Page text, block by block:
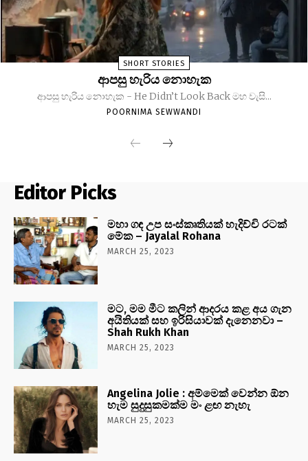
SHORT STORIES
ආපසු හැරිය නොහැක
ආපසු හැරිය නොහැක - He Didn’t Look Back මහ වැසි...
POORNIMA SEWWANDI
Editor Picks
මහා ගඳ උප සංස්කෘතියක් හැදිච්චි රටක්
මේක – Jayalal Rohana
MARCH 25, 2023
මට, මම මීට කලින් ආදරය කළ අය ගැන
අයිතියක් සහ ඉරිසියාවක් දැනෙනවා –
Shah Rukh Khan
MARCH 25, 2023
Angelina Jolie : අම්මෙක් වෙන්න ඕන
හැම සුදුසුකමක්ම මං ළඟ නැහැ
MARCH 25, 2023